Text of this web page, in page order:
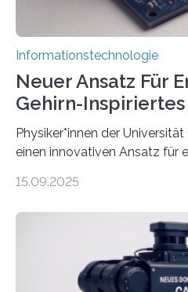
Informationstechnologie
Neuer Ansatz Für
Gehirn-
Physiker*innen der
einen innovativen Ansatz für
Lösungsweg ist inspiriert vom
stellt die heutige
Herausforderungen.
Prozessoren stoßen an ihre
viel Energie, die Speicher-
15.09.2025